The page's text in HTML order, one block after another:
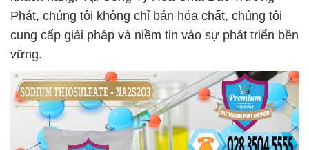
Phát, chúng tôi không chỉ bán hóa chất, chúng tôi
cung cấp giải pháp và niềm tin vào sự phát triển bền
vững.